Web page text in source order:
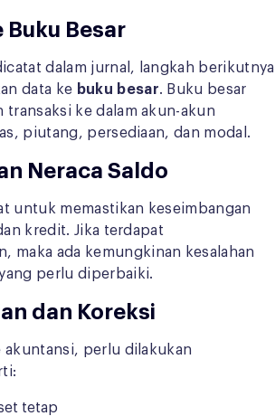
Buku Besar
dalam jurnal, langkah berikutnya
data ke buku besar. Buku besar
transaksi ke dalam akun-akun
piutang, persediaan, dan modal.
Neraca Saldo
untuk memastikan keseimbangan
kredit. Jika terdapat
maka ada kemungkinan kesalahan
perlu diperbaiki.
dan Koreksi
akuntansi, perlu dilakukan
tetap